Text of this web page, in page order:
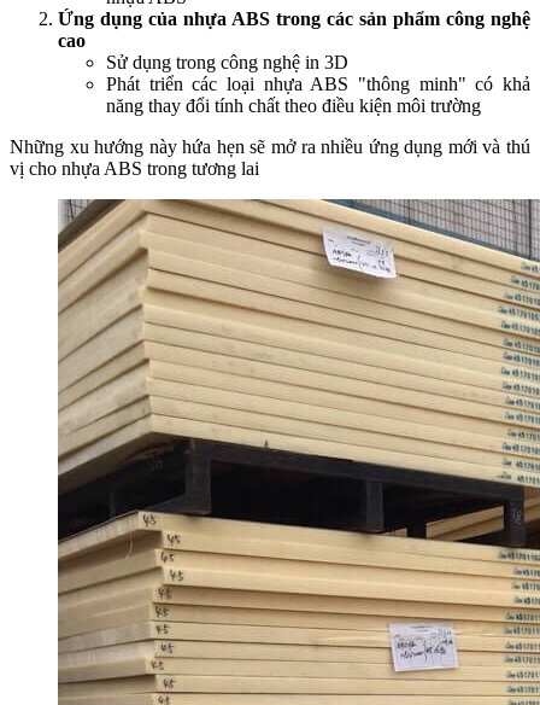
Ứng dụng của nhựa ABS trong các sản phẩm công nghệ
cao
Sử dụng trong công nghệ in 3D
Phát triển các loại nhựa ABS "thông minh" có khả
năng thay đổi tính chất theo điều kiện môi trường
Những xu hướng này hứa hẹn sẽ mở ra nhiều ứng dụng mới và thú
vị cho nhựa ABS trong tương lai